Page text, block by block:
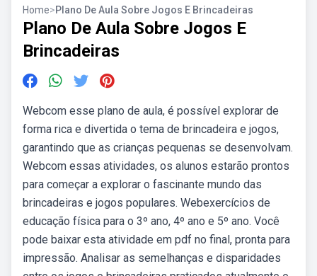
Home>Plano De Aula Sobre Jogos E Brincadeiras
Plano De Aula Sobre Jogos E
Brincadeiras
Webcom esse plano de aula, é possível explorar de
forma rica e divertida o tema de brincadeira e jogos,
garantindo que as crianças pequenas se desenvolvam.
Webcom essas atividades, os alunos estarão prontos
para começar a explorar o fascinante mundo das
brincadeiras e jogos populares. Webexercícios de
educação física para o 3º ano, 4º ano e 5º ano. Você
pode baixar esta atividade em pdf no final, pronta para
impressão. Analisar as semelhanças e disparidades